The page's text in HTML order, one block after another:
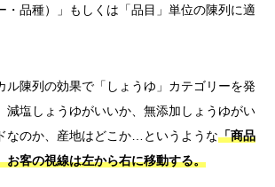
・品種）」もしくは「品目」単位の陳列に適
ル陳列の効果で「しょうゆ」カテゴリーを発
減塩しょうゆがいいか、無添加しょうゆがい
なのか、産地はどこか…というような「商品
お客の視線は左から右に移動する。